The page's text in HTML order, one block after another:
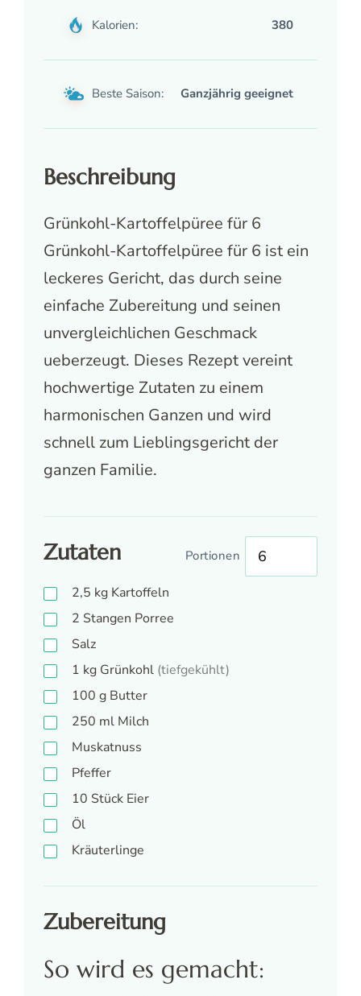
Kalorien: 380
Beste Saison: Ganzjährig geeignet
Beschreibung
Grünkohl-Kartoffelpüree für 6
Grünkohl-Kartoffelpüree für 6 ist ein
leckeres Gericht, das durch seine
einfache Zubereitung und seinen
unvergleichlichen Geschmack
ueberzeugt. Dieses Rezept vereint
hochwertige Zutaten zu einem
harmonischen Ganzen und wird
schnell zum Lieblingsgericht der
ganzen Familie.
Zutaten Portionen
2,5 kg Kartoffeln
2 Stangen Porree
Salz
1 kg Grünkohl (tiefgekühlt)
100 g Butter
250 ml Milch
Muskatnuss
Pfeffer
10 Stück Eier
Öl
Kräuterlinge
Zubereitung
So wird es gemacht: